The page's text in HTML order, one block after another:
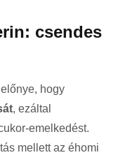
csendes
hogy
, ezáltal
emelkedést.
mellett az éhomi